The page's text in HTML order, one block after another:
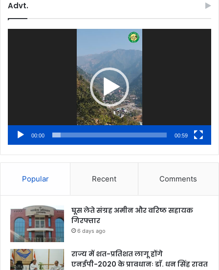
Advt.
00:00 00:59
Popular Recent Comments
घूस लेते संग्रह अमीन और वरिष्ठ सहायक
गिरफ्तार
6 days ago
राज्य में शत-प्रतिशत लागू होंगे
एनईपी-2020 के प्रावधानः डाॅ. धन सिंह रावत